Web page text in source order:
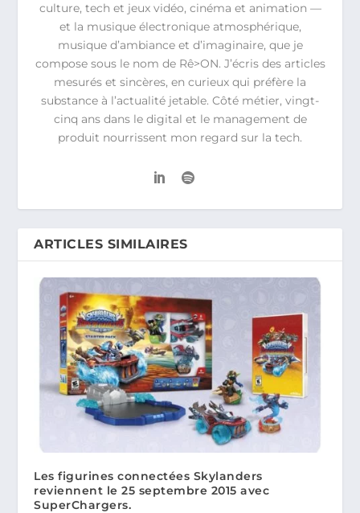
culture, tech et jeux vidéo, cinéma et animation —
et la musique électronique atmosphérique,
musique d’ambiance et d’imaginaire, que je
compose sous le nom de Rê>ON. J’écris des articles
mesurés et sincères, en curieux qui préfère la
substance à l’actualité jetable. Côté métier, vingt-
cinq ans dans le digital et le management de
produit nourrissent mon regard sur la tech.
ARTICLES SIMILAIRES
Les figurines connectées Skylanders
reviennent le 25 septembre 2015 avec
SuperChargers.